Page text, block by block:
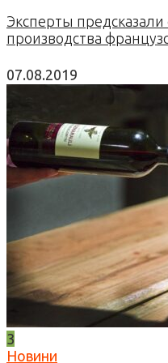
Эксперты
производства
07.08.2019
3
Новини